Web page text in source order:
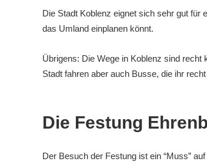
Die Stadt Koblenz eignet sich sehr gut für
das Umland einplanen könnt.
Übrigens: Die Wege in Koblenz sind
Stadt fahren aber auch Busse, die ihr
Die Festung
Der Besuch der Festung ist ein “Muss”